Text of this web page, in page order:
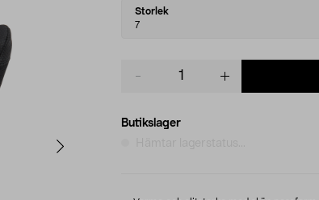
Select
variant
Storlek
7
Butikslager